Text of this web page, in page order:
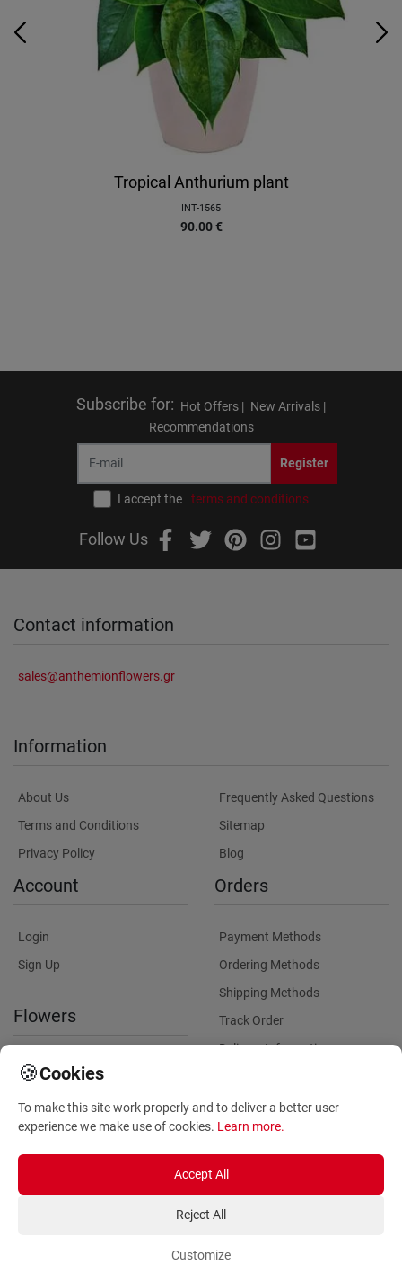
Tropical Anthurium plant
INT-1565
90.00 €
Subscribe for: Hot Offers | New Arrivals |
Recommendations
Register
I accept the terms and conditions
Follow Us
Contact information
sales@anthemionflowers.gr
Information
About Us
Terms and Conditions
Privacy Policy
Frequently Asked Questions
Sitemap
Blog
Account
Login
Sign Up
Flowers
International flower delivery
Plants for Commercial
Orders
Payment Methods
Ordering Methods
Shipping Methods
Track Order
Delivery Information
🍪Cookies
To make this site work properly and to deliver a better user
experience we make use of cookies. Learn more.
Accept All
Reject All
Customize